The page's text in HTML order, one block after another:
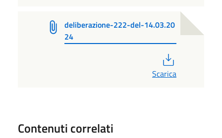
deliberazione-222-del-14.03.20
24
Scarica
Contenuti correlati